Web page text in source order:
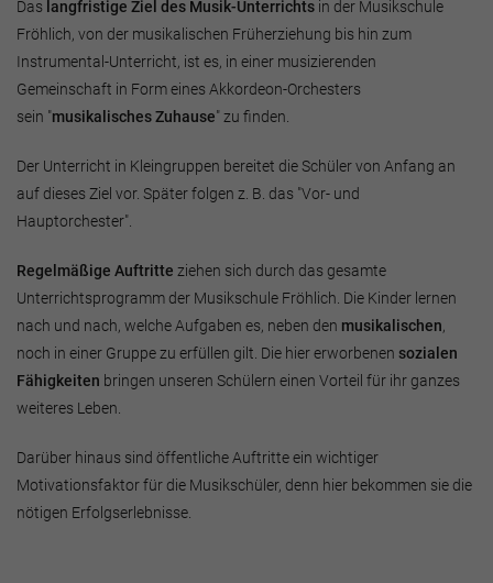
Das langfristige Ziel des Musik-Unterrichts in der Musikschule
Fröhlich, von der musikalischen Früherziehung bis hin zum
Instrumental-Unterricht, ist es, in einer musizierenden
Gemeinschaft in Form eines Akkordeon-Orchesters
sein "musikalisches Zuhause" zu finden.
Der Unterricht in Kleingruppen bereitet die Schüler von Anfang an
auf dieses Ziel vor. Später folgen z. B. das "Vor- und
Hauptorchester".
Regelmäßige Auftritte ziehen sich durch das gesamte
Unterrichtsprogramm der Musikschule Fröhlich. Die Kinder lernen
nach und nach, welche Aufgaben es, neben den musikalischen,
noch in einer Gruppe zu erfüllen gilt. Die hier erworbenen sozialen
Fähigkeiten bringen unseren Schülern einen Vorteil für ihr ganzes
weiteres Leben.
Darüber hinaus sind öffentliche Auftritte ein wichtiger
Motivationsfaktor für die Musikschüler, denn hier bekommen sie die
nötigen Erfolgserlebnisse.